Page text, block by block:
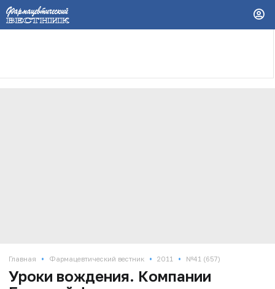
Главная • Фармацевтический вестник • 2011 • №41 (657)
Уроки вождения. Компании